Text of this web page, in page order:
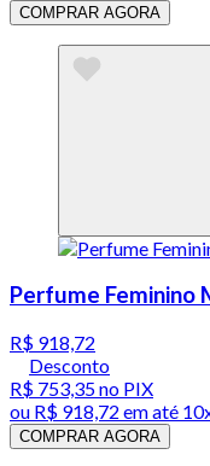
COMPRAR AGORA
Perfume Feminino
R$ 918,72
Desconto
R$ 753,35no PIX
ou R$ 918,72 em até
COMPRAR AGORA